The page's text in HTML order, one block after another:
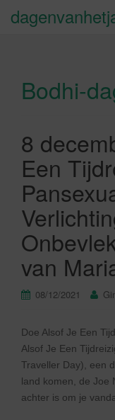
Bodhi-
8
Een
van
08/12/2021
Doe Alsof Je Een
Alsof Je Een
Traveller Day), een
land komen, de Joe
achter is om je